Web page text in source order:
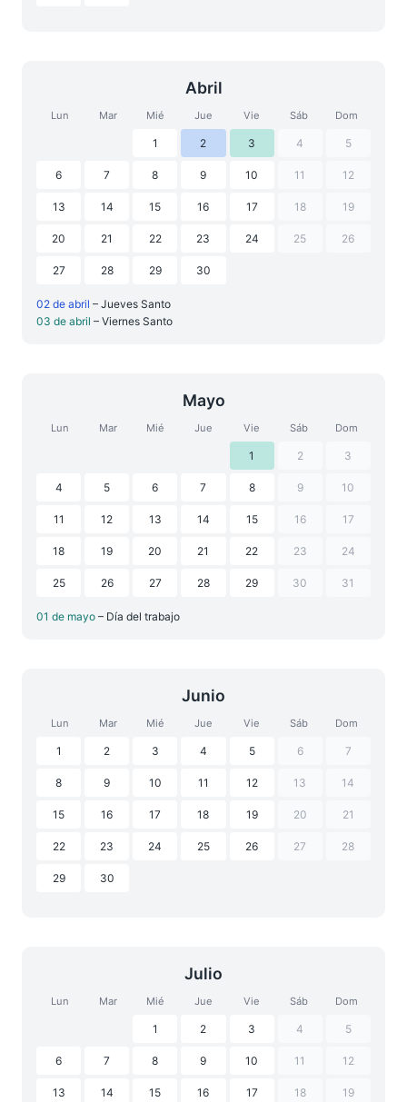
Abril
Lun Mar Mié Jue Vie Sáb Dom
1 2 3 4 5
6 7 8 9 10 11 12
13 14 15 16 17 18 19
20 21 22 23 24 25 26
27 28 29 30
02 de abril – Jueves Santo
03 de abril – Viernes Santo
Mayo
Lun Mar Mié Jue Vie Sáb Dom
1 2 3
4 5 6 7 8 9 10
11 12 13 14 15 16 17
18 19 20 21 22 23 24
25 26 27 28 29 30 31
01 de mayo – Día del trabajo
Junio
Lun Mar Mié Jue Vie Sáb Dom
1 2 3 4 5 6 7
8 9 10 11 12 13 14
15 16 17 18 19 20 21
22 23 24 25 26 27 28
29 30
Julio
Lun Mar Mié Jue Vie Sáb Dom
1 2 3 4 5
6 7 8 9 10 11 12
13 14 15 16 17 18 19